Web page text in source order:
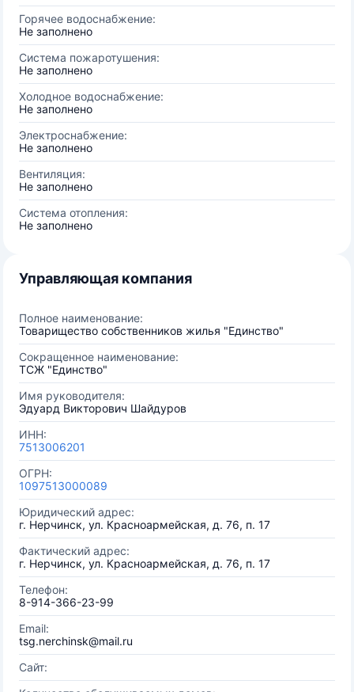
Горячее водоснабжение:
Не заполнено
Система пожаротушения:
Не заполнено
Холодное водоснабжение:
Не заполнено
Электроснабжение:
Не заполнено
Вентиляция:
Не заполнено
Система отопления:
Не заполнено
Управляющая компания
Полное наименование:
Товарищество собственников жилья "Единство"
Сокращенное наименование:
ТСЖ "Единство"
Имя руководителя:
Эдуард Викторович Шайдуров
ИНН:
7513006201
ОГРН:
1097513000089
Юридический адрес:
г. Нерчинск, ул. Красноармейская, д. 76, п. 17
Фактический адрес:
г. Нерчинск, ул. Красноармейская, д. 76, п. 17
Телефон:
8-914-366-23-99
Email:
tsg.nerchinsk@mail.ru
Сайт: